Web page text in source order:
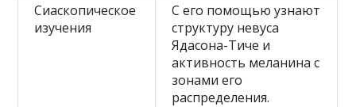
Сиаскопическое
изучения
С его помощью узнают
структуру невуса
Ядасона-Тиче и
активность меланина с
зонами его
распределения.